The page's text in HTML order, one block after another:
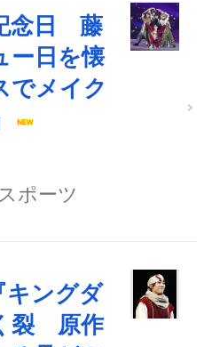
念日 藤
ー日を懐
でメイク
ポーツ
キングダ
裂 原作